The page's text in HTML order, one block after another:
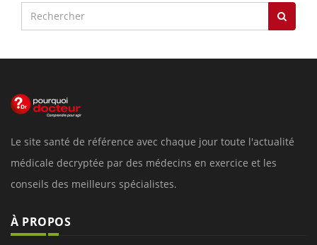
Le site santé de référence avec chaque jour toute l'actualité
médicale decryptée par des médecins en exercice et les
conseils des meilleurs spécialistes.
À PROPOS